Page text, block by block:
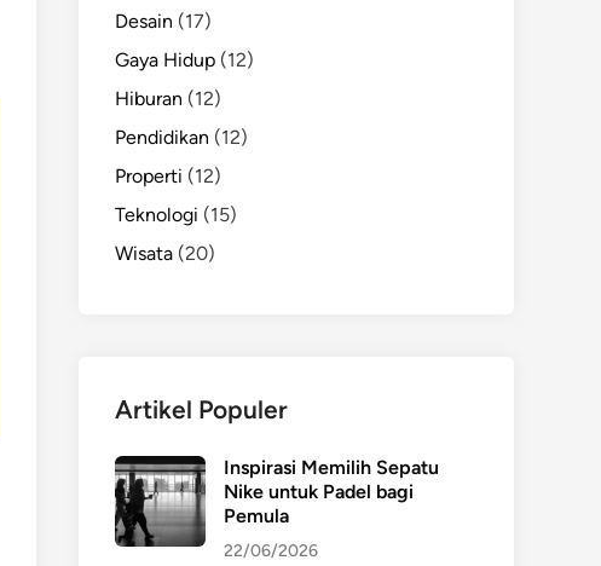
Desain (17)
Gaya Hidup (12)
Hiburan (12)
Pendidikan (12)
Properti (12)
Teknologi (15)
Wisata (20)
Artikel Populer
Inspirasi Memilih Sepatu
Nike untuk Padel bagi
Pemula
22/06/2026